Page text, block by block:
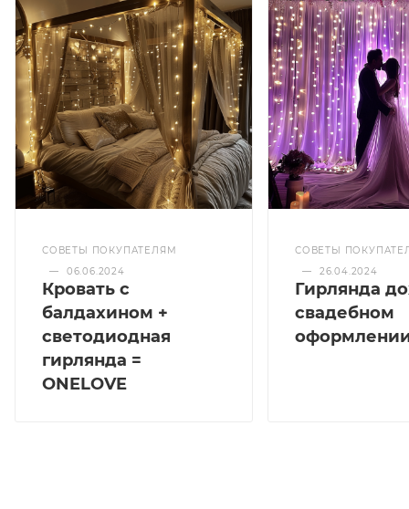
СОВЕТЫ ПОКУПАТЕЛЯМ
—
06.06.2024
Кровать с
балдахином +
светодиодная
гирлянда =
ONELOVE
СОВЕТЫ
—
26.04.2024
Гирлянда
свадебном